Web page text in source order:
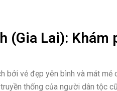
(Gia Lai):
bởi vẻ đẹp yên bình và mát
thống của người dân tộc